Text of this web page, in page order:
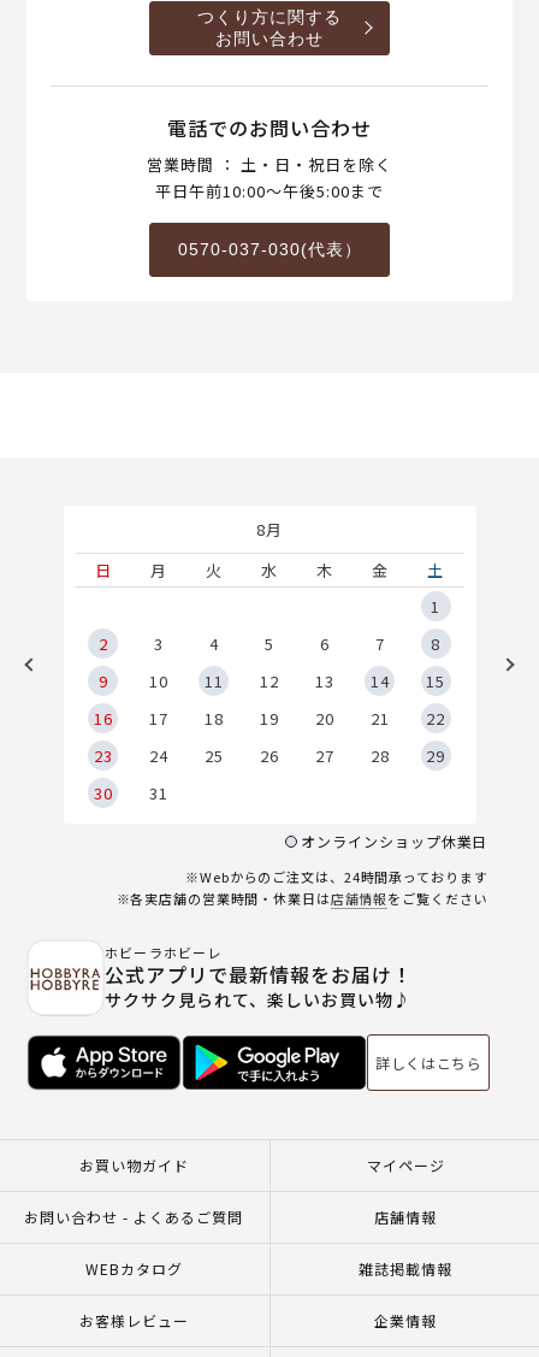
つくり方に関する
お問い合わせ
電話でのお問い合わせ
営業時間 ： 土・日・祝日を除く
平日午前10:00～午後5:00まで
0570-037-030(代表）
8月
日
月 火 水 木 金
土
1
2
3 4 5 6 7
8
9
10 11 12 13 14
15
16
17 18 19 20 21
22
23
24 25 26 27 28
29
30
31
オンラインショップ休業日
※Webからのご注文は、24時間承っております
※各実店舗の営業時間・休業日は店舗情報をご覧ください
ホビーラホビーレ
公式アプリで最新情報をお届け！
サクサク見られて、楽しいお買い物♪
詳しくはこちら
お買い物ガイド マイページ
お問い合わせ - よくあるご質問 店舗情報
WEBカタログ 雑誌掲載情報
お客様レビュー 企業情報